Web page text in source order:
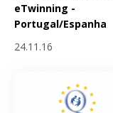
eTwinning -
Portugal/Espanha
24.11.16